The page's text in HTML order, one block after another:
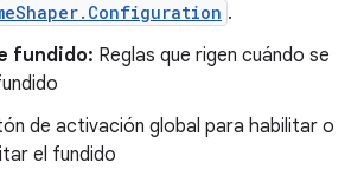
.
fundido: Reglas que rigen cuándo se
de activación global para habilitar o
el fundido